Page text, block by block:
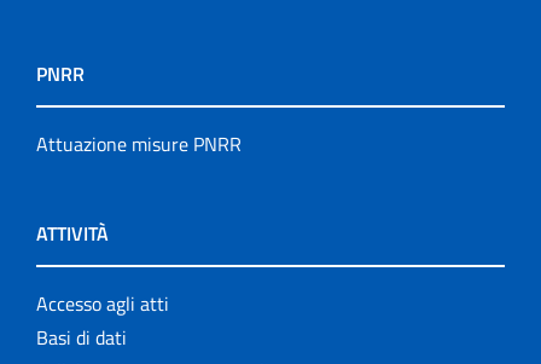
PNRR
Attuazione misure PNRR
ATTIVITÀ
Accesso agli atti
Basi di dati